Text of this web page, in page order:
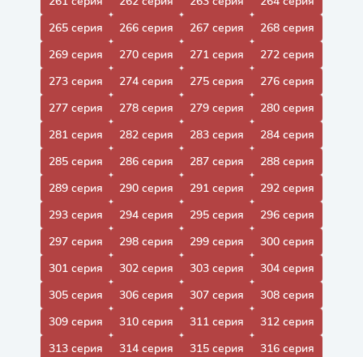
265 серия
266 серия 267 серия
268 серия
269 серия
270 серия 271 серия
272 серия
273 серия
274 серия 275 серия
276 серия
277 серия
278 серия 279 серия
280 серия
281 серия
282 серия 283 серия
284 серия
285 серия
286 серия 287 серия
288 серия
289 серия
290 серия 291 серия
292 серия
293 серия
294 серия 295 серия
296 серия
297 серия
298 серия 299 серия
300 серия
301 серия
302 серия 303 серия
304 серия
305 серия
306 серия 307 серия
308 серия
309 серия
310 серия 311 серия
312 серия
313 серия
314 серия 315 серия
316 серия